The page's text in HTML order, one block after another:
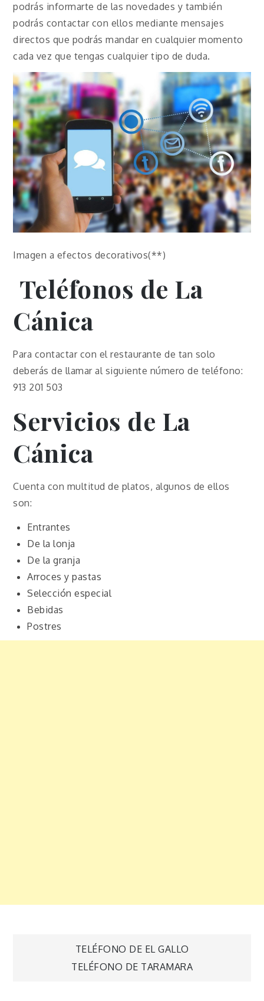
podrás informarte de las novedades y también
podrás contactar con ellos mediante mensajes
directos que podrás mandar en cualquier momento
cada vez que tengas cualquier tipo de duda.
Imagen a efectos decorativos(**)
Teléfonos de La
Cánica
Para contactar con el restaurante de tan solo
deberás de llamar al siguiente número de teléfono:
913 201 503
Servicios de La
Cánica
Cuenta con multitud de platos, algunos de ellos
son:
Entrantes
De la lonja
De la granja
Arroces y pastas
Selección especial
Bebidas
Postres
Navegación
TELÉFONO DE EL GALLO
TELÉFONO DE TARAMARA